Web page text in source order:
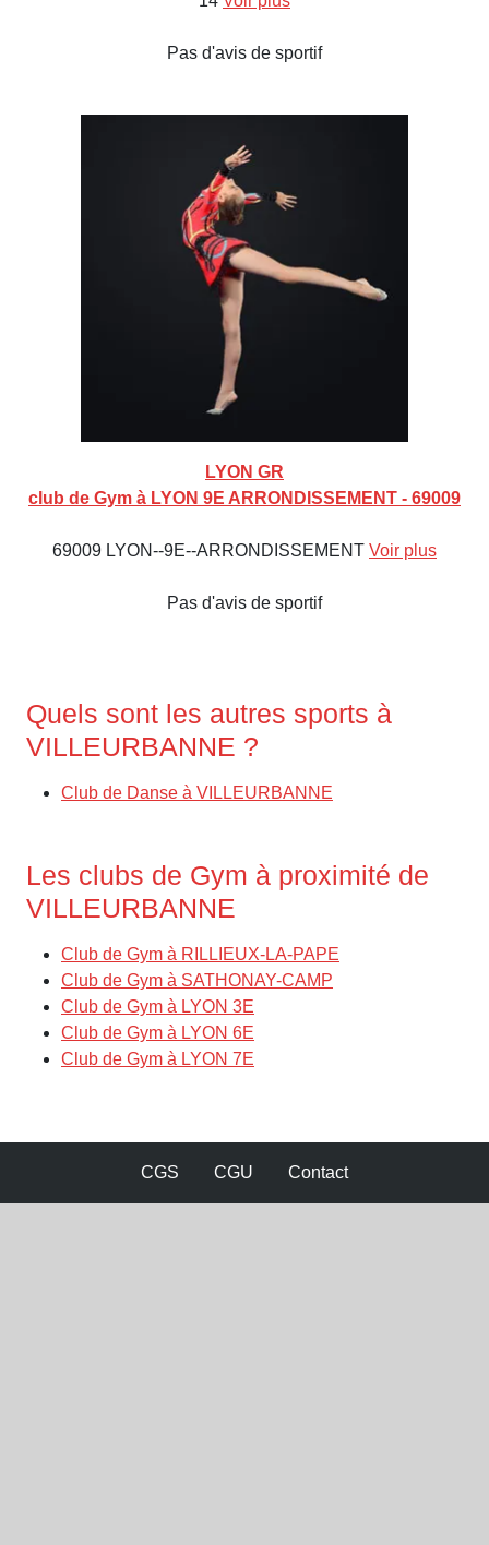
Pas d'avis de sportif
LYON GR
club de Gym à LYON 9E ARRONDISSEMENT - 69009
69009 LYON--9E--ARRONDISSEMENT Voir plus
Pas d'avis de sportif
Quels sont les autres sports à
VILLEURBANNE ?
Club de Danse à VILLEURBANNE
Les clubs de Gym à proximité de
VILLEURBANNE
Club de Gym à RILLIEUX-LA-PAPE
Club de Gym à SATHONAY-CAMP
Club de Gym à LYON 3E
Club de Gym à LYON 6E
Club de Gym à LYON 7E
CGS CGU Contact